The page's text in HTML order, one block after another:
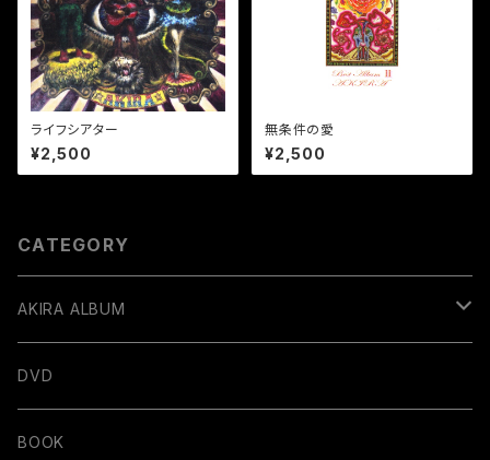
ライフシアター
¥2,500
無条件の愛
¥2,500
CATEGORY
AKIRA ALBUM
デジタル販売
DVD
BOOK